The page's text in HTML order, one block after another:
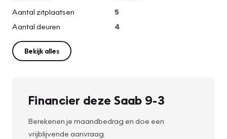
Aantal zitplaatsen
5
Aantal deuren
4
Bekijk alles
Financier deze Saab 9-3
Berekenen je maandbedrag en doe een
vrijblijvende aanvraag.